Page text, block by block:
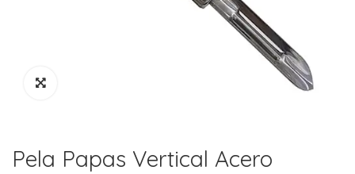
Pela Papas Vertical Acero